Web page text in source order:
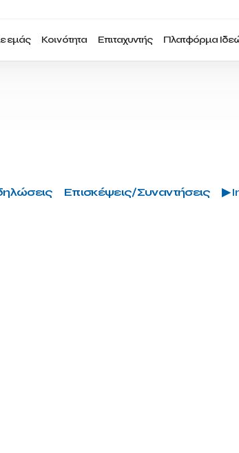
εμάς Κοινότητα Επιταχυντής Πλατφόρμα
Επισκέψεις/Συναντήσεις ▶